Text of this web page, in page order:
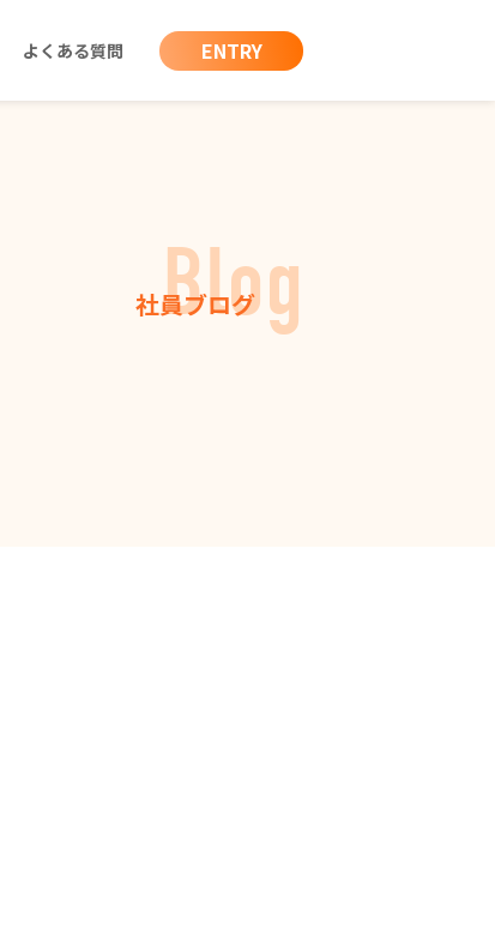
よくある質問 ENTRY
Blog
社員ブログ